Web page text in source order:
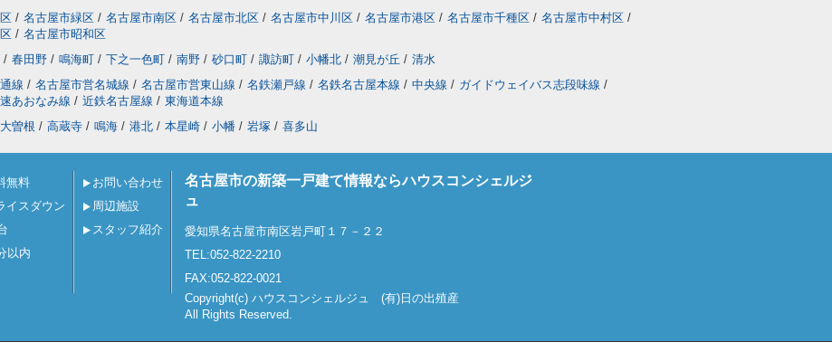
/ 名古屋市緑区 / 名古屋市南区 / 名古屋市北区 / 名古屋市中川区 / 名古屋市港区 / 名古屋市千種区 / 名古屋市中村区 /
/ 名古屋市昭和区
/ 春田野 / 鳴海町 / 下之一色町 / 南野 / 砂口町 / 諏訪町 / 小幡北 / 潮見が丘 / 清水
線 / 名古屋市営名城線 / 名古屋市営東山線 / 名鉄瀬戸線 / 名鉄名古屋本線 / 中央線 / ガイドウェイバス志段味線 /
あおなみ線 / 近鉄名古屋線 / 東海道本線
大曽根 / 高蔵寺 / 鳴海 / 港北 / 本星崎 / 小幡 / 岩塚 / 喜多山
無料
イスダウン
以内
お問い合わせ
周辺施設
スタッフ紹介
名古屋市の新築一戸建て情報ならハウスコンシェルジ
ュ
愛知県名古屋市南区岩戸町１７－２２
TEL:052-822-2210
FAX:052-822-0021
Copyright(c) ハウスコンシェルジュ (有)日の出殖産
All Rights Reserved.